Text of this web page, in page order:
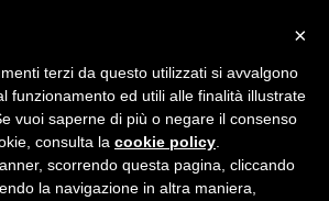
LAPHROAIG LORE
×
terzi da questo utilizzati si avvalgono
funzionamento ed utili alle finalità illustrate
vuoi saperne di più o negare il consenso
consulta la cookie policy
scorrendo questa pagina, cliccando
la navigazione in altra maniera,